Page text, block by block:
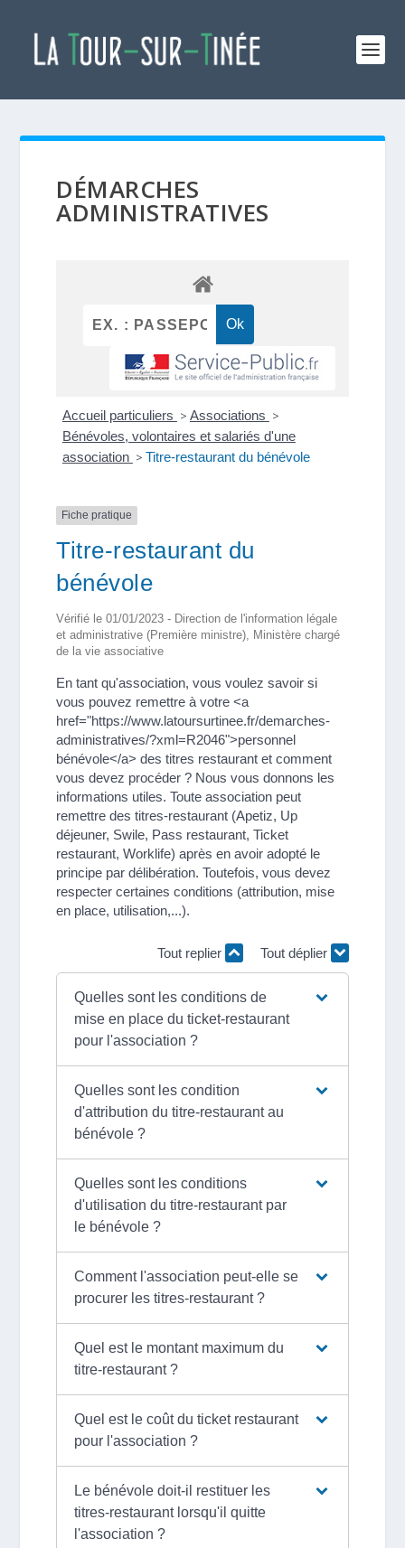
DÉMARCHES
ADMINISTRATIVES
Accueil particuliers > Associations >
Bénévoles, volontaires et salariés d'une
association > Titre-restaurant du bénévole
Fiche pratique
Titre-restaurant du
bénévole
Vérifié le 01/01/2023 - Direction de l'information légale
et administrative (Première ministre), Ministère chargé
de la vie associative
En tant qu'association, vous voulez savoir si
vous pouvez remettre à votre <a
href="https://www.latoursurtinee.fr/demarches-
administratives/?xml=R2046">personnel
bénévole</a> des titres restaurant et comment
vous devez procéder ? Nous vous donnons les
informations utiles. Toute association peut
remettre des titres-restaurant (Apetiz, Up
déjeuner, Swile, Pass restaurant, Ticket
restaurant, Worklife) après en avoir adopté le
principe par délibération. Toutefois, vous devez
respecter certaines conditions (attribution, mise
en place, utilisation,...).
Tout replier Tout déplier
Quelles sont les conditions de
mise en place du ticket-restaurant
pour l'association ?
Quelles sont les condition
d'attribution du titre-restaurant au
bénévole ?
Quelles sont les conditions
d'utilisation du titre-restaurant par
le bénévole ?
Comment l'association peut-elle se
procurer les titres-restaurant ?
Quel est le montant maximum du
titre-restaurant ?
Quel est le coût du ticket restaurant
pour l'association ?
Le bénévole doit-il restituer les
titres-restaurant lorsqu'il quitte
l'association ?